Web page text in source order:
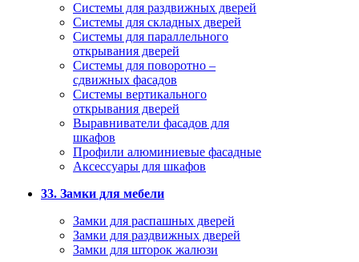
Системы для раздвижных дверей
Системы для складных дверей
Системы для параллельного
открывания дверей
Системы для поворотно –
сдвижных фасадов
Системы вертикального
открывания дверей
Выравниватели фасадов для
шкафов
Профили алюминиевые фасадные
Аксессуары для шкафов
33. Замки для мебели
Замки для распашных дверей
Замки для раздвижных дверей
Замки для шторок жалюзи